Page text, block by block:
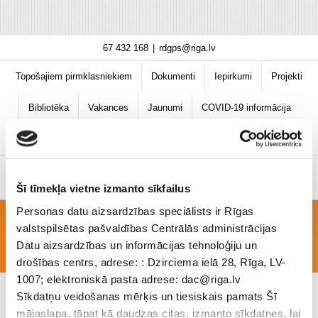
Šī tīmekļa vietne izmanto sīkfailus
Personas datu aizsardzības speciālists ir Rīgas
valstspilsētas pašvaldības Centrālās administrācijas
Datu aizsardzības un informācijas tehnoloģiju un
drošības centrs, adrese: : Dzirciema ielā 28, Rīga, LV-
1007; elektroniskā pasta adrese: dac@riga.lv
Sīkdatņu veidošanas mērķis un tiesiskais pamats Šī
mājaslapa, tāpat kā daudzas citas, izmanto sīkdatnes, lai
content
67 432 168 rdgps@riga.lv
Topošajiem pirmklasniekiem Dokumenti Iepirkumi Projekti
Bibliotēka Vakances Jaunumi COVID-19 informācija
Skolas_pašvērtējuma_ziņojums_2018_(m.lapa)